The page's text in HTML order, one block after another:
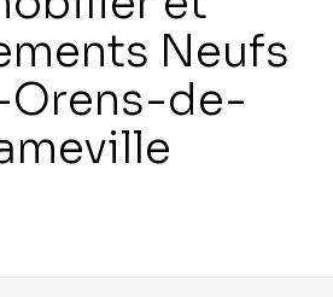
Neufs
Orens-de-